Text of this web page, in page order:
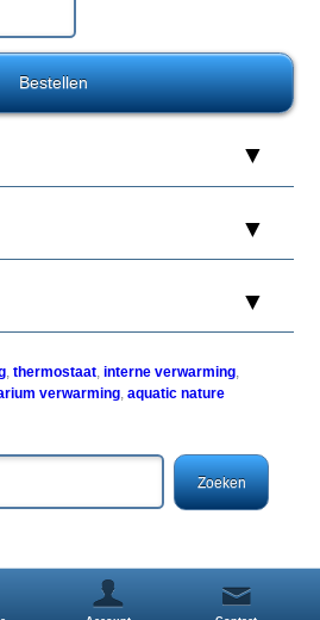
,thermostaat,interne verwarming,
verwarming,aquatic nature